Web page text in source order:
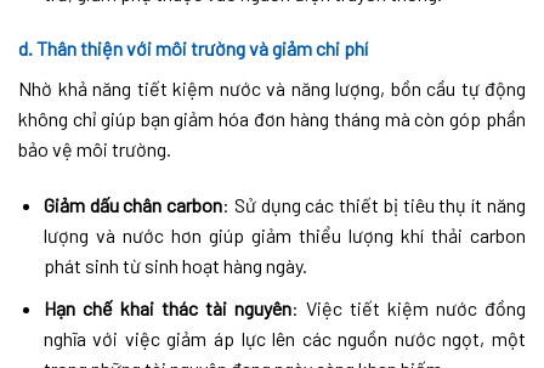
d. Thân thiện với môi trường và giảm chi phí
Nhờ khả năng tiết kiệm nước và năng lượng, bồn cầu tự động
không chỉ giúp bạn giảm hóa đơn hàng tháng mà còn góp phần
bảo vệ môi trường.
Giảm dấu chân carbon: Sử dụng các thiết bị tiêu thụ ít năng
lượng và nước hơn giúp giảm thiểu lượng khí thải carbon
phát sinh từ sinh hoạt hàng ngày.
Hạn chế khai thác tài nguyên: Việc tiết kiệm nước đồng
nghĩa với việc giảm áp lực lên các nguồn nước ngọt, một